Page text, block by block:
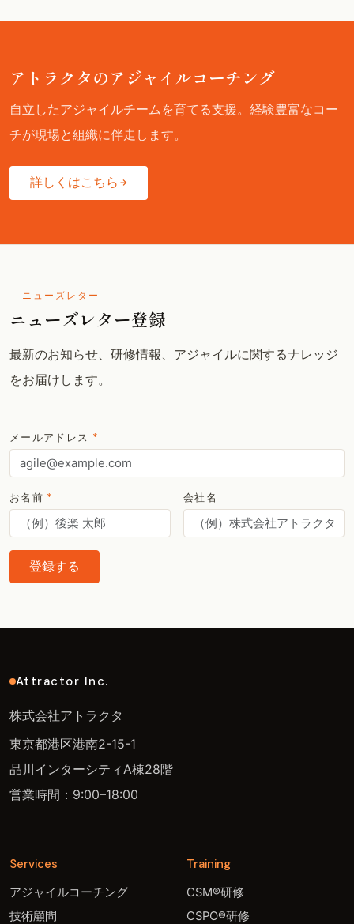
アトラクタのアジャイルコーチング
自立したアジャイルチームを育てる支援。経験豊富なコー
チが現場と組織に伴走します。
詳しくはこちら
ニューズレター
ニューズレター登録
最新のお知らせ、研修情報、アジャイルに関するナレッジ
をお届けします。
メールアドレス *
お名前 * 会社名
登録する
Attractor Inc.
株式会社アトラクタ
東京都港区港南2-15-1
品川インターシティA棟28階
営業時間：9:00–18:00
Services
アジャイルコーチング
技術顧問
Training
CSM®研修
CSPO®研修